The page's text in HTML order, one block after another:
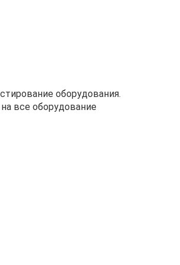
оборудования.
на все оборудование